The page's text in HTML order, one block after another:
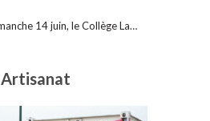
14 juin, le Collège La…